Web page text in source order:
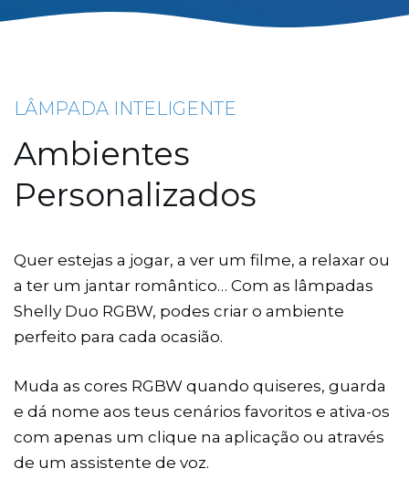
LÂMPADA INTELIGENTE
Ambientes
Personalizados
Quer estejas a jogar, a ver um filme, a relaxar ou
a ter um jantar romântico… Com as lâmpadas
Shelly Duo RGBW, podes criar o ambiente
perfeito para cada ocasião.
Muda as cores RGBW quando quiseres, guarda
e dá nome aos teus cenários favoritos e ativa-os
com apenas um clique na aplicação ou através
de um assistente de voz.